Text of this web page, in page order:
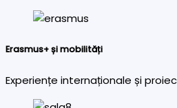
Erasmus+ și mobilități
Experiențe internaționale și